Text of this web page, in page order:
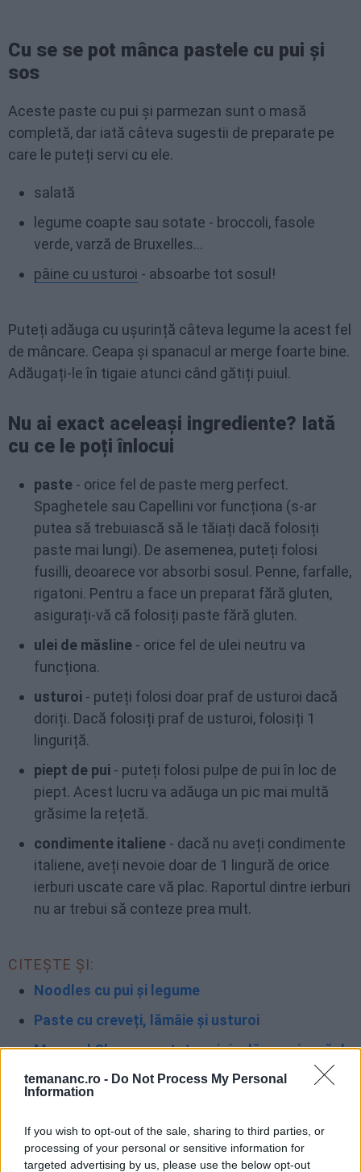
temananc.ro - Do Not Process My Personal
Information
If you wish to opt-out of the sale, sharing to third parties, or
processing of your personal or sensitive information for
targeted advertising by us, please use the below opt-out
Cu se se pot mânca pastele cu pui și
sos
Aceste paste cu pui și parmezan sunt o masă
completă, dar iată câteva sugestii de preparate pe
care le puteți servi cu ele.
salată
legume coapte sau sotate - broccoli, fasole
verde, varză de Bruxelles...
pâine cu usturoi - absoarbe tot sosul!
Puteți adăuga cu ușurință câteva legume la acest fel
de mâncare. Ceapa și spanacul ar merge foarte bine.
Adăugați-le în tigaie atunci când gătiți puiul.
Nu ai exact aceleași ingrediente? Iată
cu ce le poți înlocui
paste - orice fel de paste merg perfect.
Spaghetele sau Capellini vor funcționa (s-ar
putea să trebuiască să le tăiați dacă folosiți
paste mai lungi). De asemenea, puteți folosi
fusilli, deoarece vor absorbi sosul. Penne, farfalle,
rigatoni. Pentru a face un preparat fără gluten,
asigurați-vă că folosiți paste fără gluten.
ulei de măsline - orice fel de ulei neutru va
funcționa.
usturoi - puteți folosi doar praf de usturoi dacă
doriți. Dacă folosiți praf de usturoi, folosiți 1
linguriță.
piept de pui - puteți folosi pulpe de pui în loc de
piept. Acest lucru va adăuga un pic mai multă
grăsime la rețetă.
condimente italiene - dacă nu aveți condimente
italiene, aveți nevoie doar de 1 lingură de orice
ierburi uscate care vă plac. Raportul dintre ierburi
nu ar trebui să conteze prea mult.
CITEȘTE ȘI:
Noodles cu pui și legume
Paste cu creveți, lămâie și usturoi
Mac and Cheese - rețeta originală americană de
macaroane cu brânză
Paste Primavera. Ce sunt și cum le poți prepara
Spaghete cu bacon și sos de roșii
Furnici în copac. Rețeta tradițională, pas cu pas